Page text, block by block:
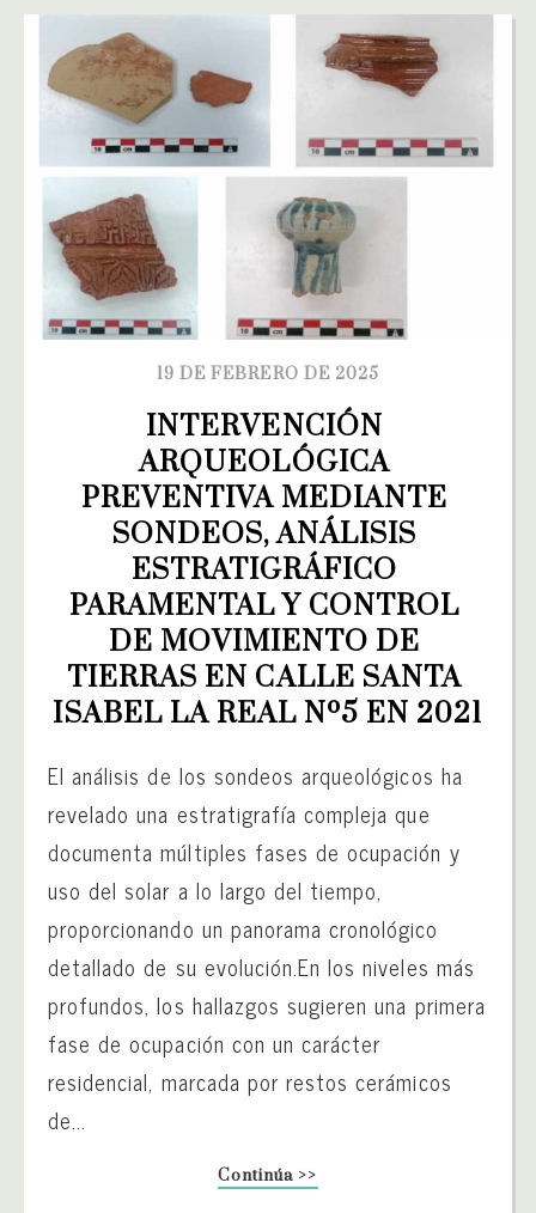
19 DE FEBRERO DE 2025
INTERVENCIÓN
ARQUEOLÓGICA
PREVENTIVA MEDIANTE
SONDEOS, ANÁLISIS
ESTRATIGRÁFICO
PARAMENTAL Y CONTROL
DE MOVIMIENTO DE
TIERRAS EN CALLE SANTA
ISABEL LA REAL Nº5 EN 2021
El análisis de los sondeos arqueológicos ha
revelado una estratigrafía compleja que
documenta múltiples fases de ocupación y
uso del solar a lo largo del tiempo,
proporcionando un panorama cronológico
detallado de su evolución.En los niveles más
profundos, los hallazgos sugieren una primera
fase de ocupación con un carácter
residencial, marcada por restos cerámicos
de...
Continúa >>